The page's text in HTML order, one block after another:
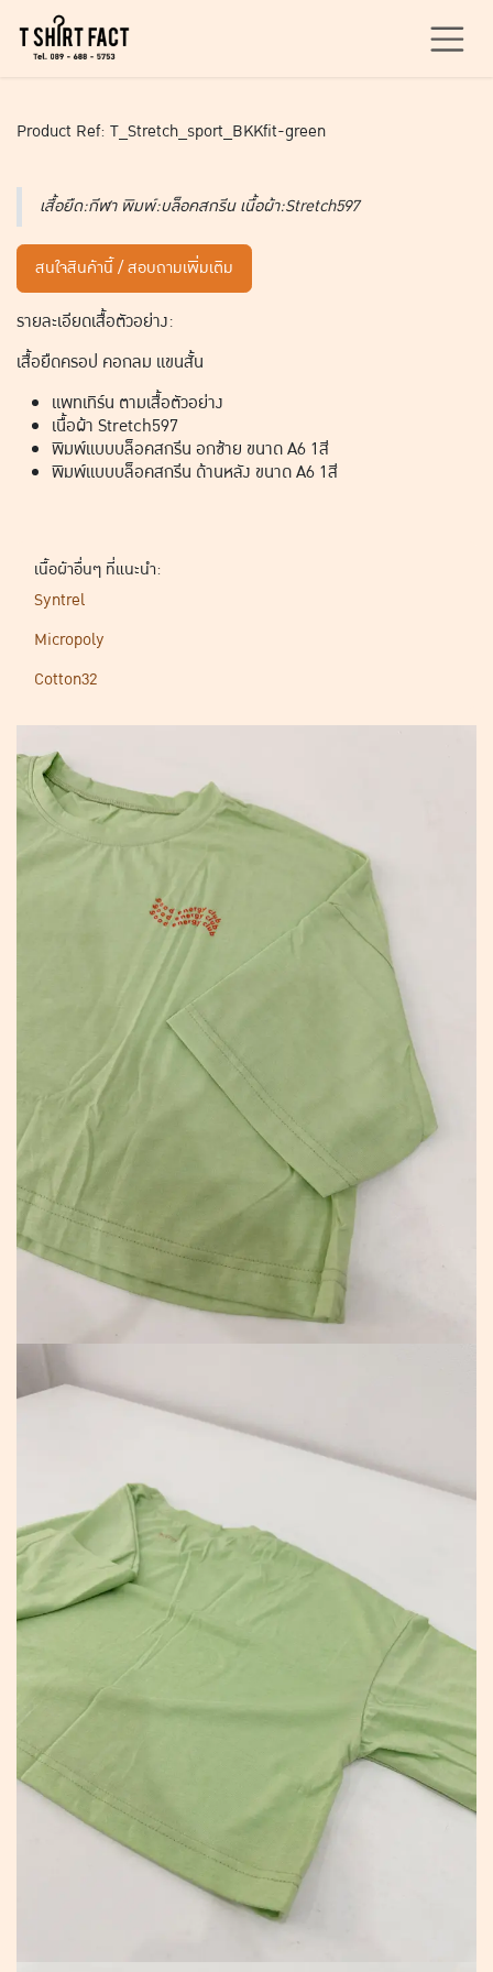
Skip to Content
Product Ref: T_Stretch_sport_BKKfit-green
เสื้อยืด:กีฬา พิมพ์:บล็อคสกรีน เนื้อผ้า:Stretch597
สนใจสินค้านี้ / สอบถามเพิ่มเติม
รายละเอียดเสื้อตัวอย่าง:
เสื้อยืดครอป คอกลม แขนสั้น
แพทเทิร์น ตามเสื้อตัวอย่าง
เนื้อผ้า Stretch597
พิมพ์แบบบล็อคสกรีน อกซ้าย ขนาด A6 1สี
พิมพ์แบบบล็อคสกรีน ด้านหลัง ขนาด A6 1สี
เนื้อผ้าอื่นๆ ที่แนะนำ:
Syntrel
Micropoly
Cotton32